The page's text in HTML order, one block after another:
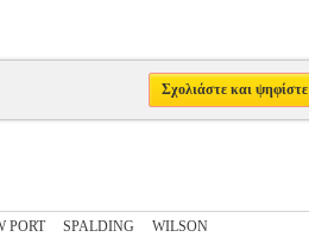
Σχολιάστε και ψηφίστε
PORT SPALDING WILSON